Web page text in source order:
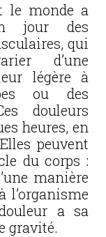
le monde a
jour des
qui
d’une
légère à
ou des
douleurs
heures, en
peuvent
du corps :
manière
l’organisme
a sa
gravité.